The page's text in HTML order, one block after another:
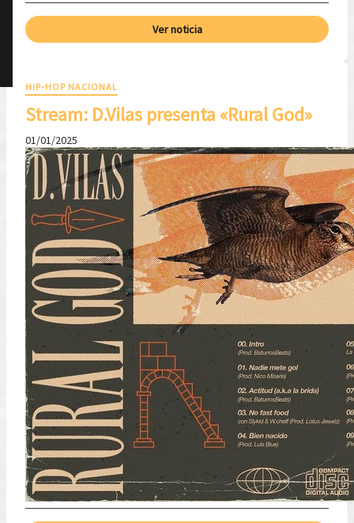
Ver noticia
HIP-HOP NACIONAL
Stream: D.Vilas presenta «Rural God»
01/01/2025